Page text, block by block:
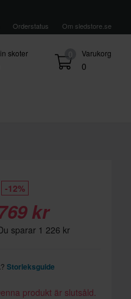
Orderstatus Om sledstore.se
0 Varukorg
0
skoter
-12%
kr
sparar 1 226 kr
Storleksguide
produkt är slutsåld.